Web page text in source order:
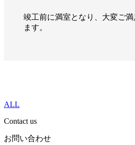
竣工前に満室となり、大変ご
ます。
ALL
Contact us
お問い合わせ